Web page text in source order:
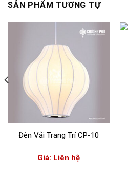
SẢN PHẨM TƯƠNG TỰ
Đèn Vải Trang Trí CP-10
Giá: Liên hệ